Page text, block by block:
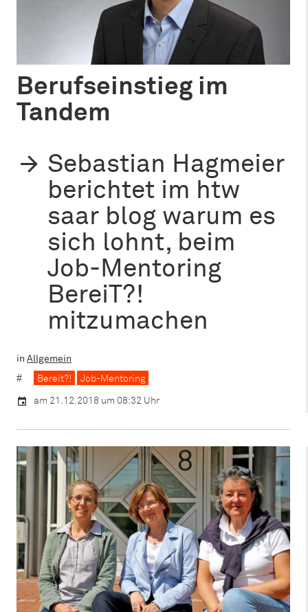
Berufseinstieg im
Tandem
Sebastian Hagmeier
berichtet im htw
saar blog warum es
sich lohnt, beim
Job-Mentoring
BereiT?!
mitzumachen
in Allgemein
Bereit?! Job-Mentoring
am 21.12.2018 um 08:32 Uhr